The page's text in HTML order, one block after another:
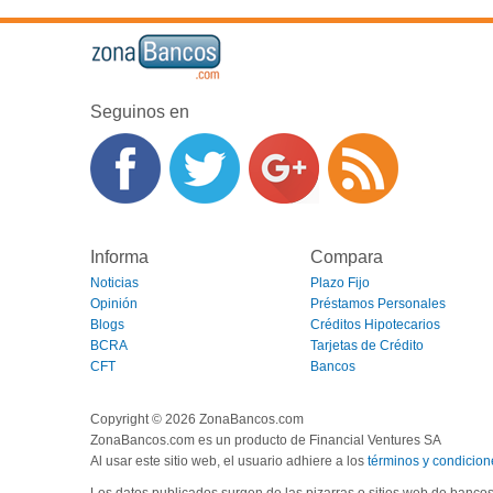
Seguinos en
Informa
Noticias
Opinión
Blogs
BCRA
CFT
Compara
Plazo Fijo
Préstamos Personales
Créditos Hipotecarios
Tarjetas de Crédito
Bancos
Copyright © 2026 ZonaBancos.com
ZonaBancos.com es un producto de Financial Ventures SA
Al usar este sitio web, el usuario adhiere a los términos y